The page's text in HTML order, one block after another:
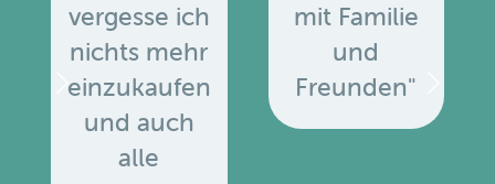
vergesse ich
nichts mehr
einzukaufen
und auch
alle
mit Familie
und
Freunden"